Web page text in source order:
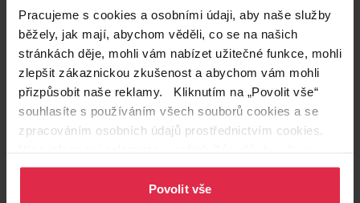
Pracujeme s cookies a osobními údaji, aby naše služby
běžely, jak mají, abychom věděli, co se na našich
stránkách děje, mohli vám nabízet užitečné funkce, mohli
zlepšit zákaznickou zkušenost a abychom vám mohli
přizpůsobit naše reklamy. Kliknutím na „Povolit vše“
souhlasíte s používáním všech souborů cookies a se
zpracováním osobních údajů prostřednictvím cookies.
osobních údajů.
Povolit vše
Podobné produkty